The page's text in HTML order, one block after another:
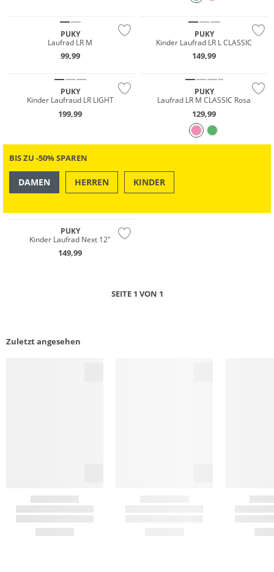
PUKY
Laufrad LR M
99,99
PUKY
Kinder Laufrad LR L CLASSIC
149,99
PUKY
Kinder Laufraud LR LIGHT
199,99
PUKY
Laufrad LR M CLASSIC Rosa
129,99
BIS ZU -50% SPAREN
DAMEN HERREN KINDER
PUKY
Kinder Laufrad Next 12"
149,99
SEITE 1 VON 1
Zuletzt angesehen